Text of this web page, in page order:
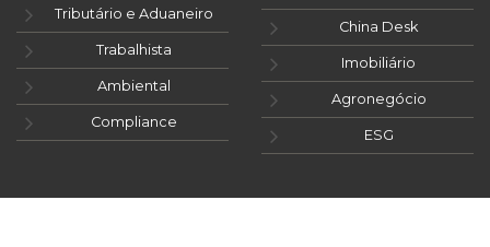
Tributário e Aduaneiro
Trabalhista
Ambiental
Compliance
China Desk
Imobiliário
Agronegócio
ESG